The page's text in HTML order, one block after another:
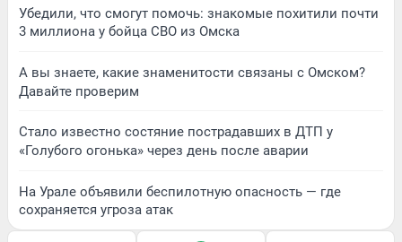
Убедили, что смогут помочь: знакомые похитили почти
3 миллиона у бойца СВО из Омска
А вы знаете, какие знаменитости связаны с Омском?
Давайте проверим
Стало известно состяние пострадавших в ДТП у
«Голубого огонька» через день после аварии
На Урале объявили беспилотную опасность — где
сохраняется угроза атак